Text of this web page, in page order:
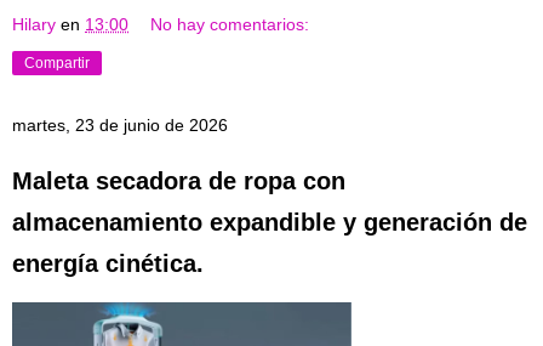
Hilary en 13:00 No hay comentarios:
Compartir
martes, 23 de junio de 2026
Maleta secadora de ropa con
almacenamiento expandible y generación de
energía cinética.